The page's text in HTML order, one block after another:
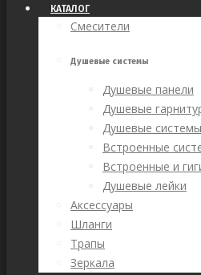
КАТАЛОГ
Смесители
Душевые системы
Душевые панели
Душевые
Душевые системы
Встроенные
Встроенные и
Душевые лейки
Аксессуары
Шланги
Трапы
Зеркала